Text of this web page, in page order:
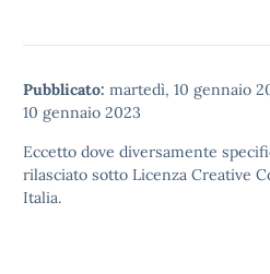
Pubblicato: martedì, 10 gennaio
10 gennaio 2023
Eccetto dove diversamente
rilasciato sotto Licenza Creative
Italia.